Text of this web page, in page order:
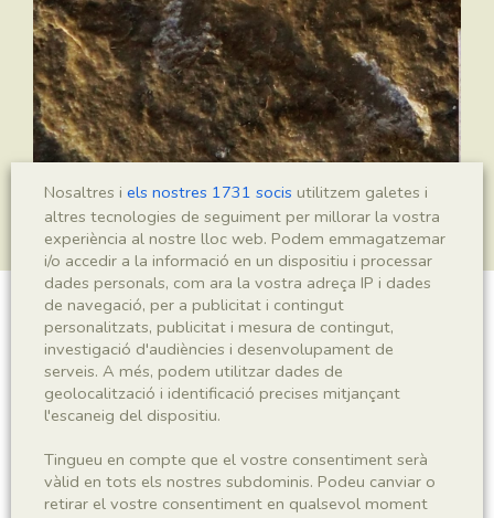
Mesopalingea leridae
Sigla
IEI-2817
Taxonomia
Nosaltres i els nostres 1731 socis utilitzem galetes i
altres tecnologies de seguiment per millorar la vostra
experiència al nostre lloc web. Podem emmagatzemar
i/o accedir a la informació en un dispositiu i processar
dades personals, com ara la vostra adreça IP i dades
de navegació, per a publicitat i contingut
personalitzats, publicitat i mesura de contingut,
investigació d'audiències i desenvolupament de
serveis. A més, podem utilitzar dades de
geolocalització i identificació precises mitjançant
l'escaneig del dispositiu.
Tingueu en compte que el vostre consentiment serà
vàlid en tots els nostres subdominis. Podeu canviar o
retirar el vostre consentiment en qualsevol moment